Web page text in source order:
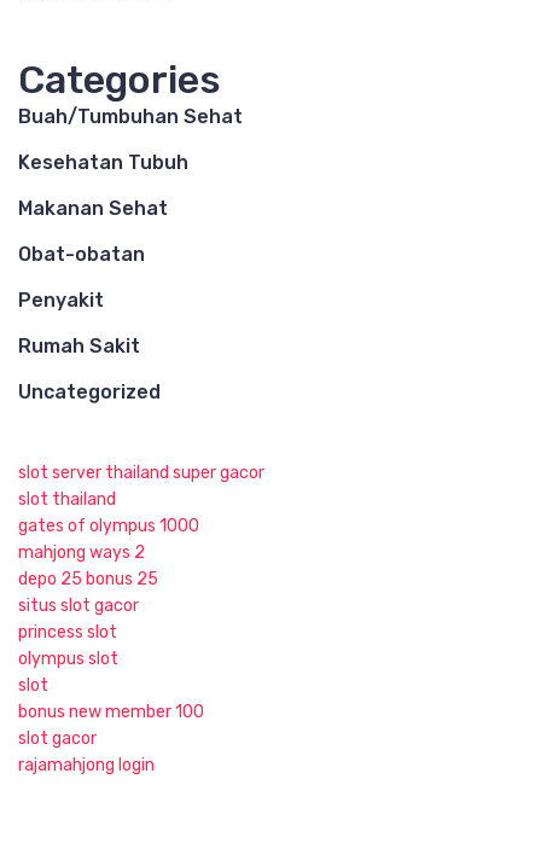
Categories
Buah/Tumbuhan Sehat
Kesehatan Tubuh
Makanan Sehat
Obat-obatan
Penyakit
Rumah Sakit
Uncategorized
slot server thailand super gacor
slot thailand
gates of olympus 1000
mahjong ways 2
depo 25 bonus 25
situs slot gacor
princess slot
olympus slot
slot
bonus new member 100
slot gacor
rajamahjong login